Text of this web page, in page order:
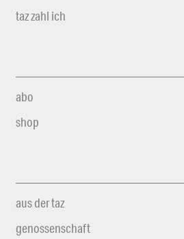
taz zahl ich
abo
shop
aus der taz
genossenschaft